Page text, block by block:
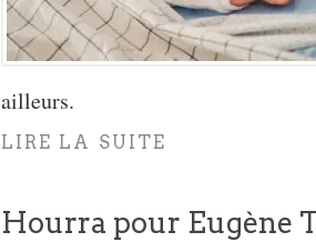
ailleurs.
LIRE LA SUITE
Hourra pour Eugène